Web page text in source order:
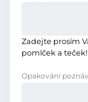
Zadejte prosím
pomlček a teček!
Opakování